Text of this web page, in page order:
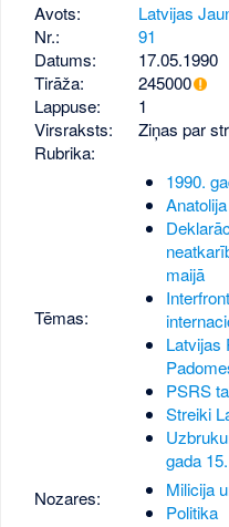
Avots:
Latvijas
Nr.:
91
Datums:
17.05.1990
Tirāža:
245000
Lappuse:
1
Virsraksts:
Ziņas par
Rubrika:
Tēmas:
1990.
maijā
Latvijas
PSRS
Streiki
gada
Nozares:
Milicija
Politika